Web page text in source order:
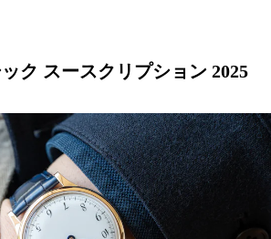
ク スースクリプション 2025